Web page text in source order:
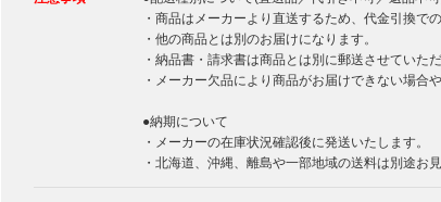
・商品はメーカーより直送するため、代金引換で
・他の商品とは別のお届けになります。
・納品書・請求書は商品とは別に郵送させていただ
・メーカー欠品により商品がお届けできない場合
●納期について
・メーカーの在庫状況確認後に発送いたします。
・北海道、沖縄、離島や一部地域の送料は別途お